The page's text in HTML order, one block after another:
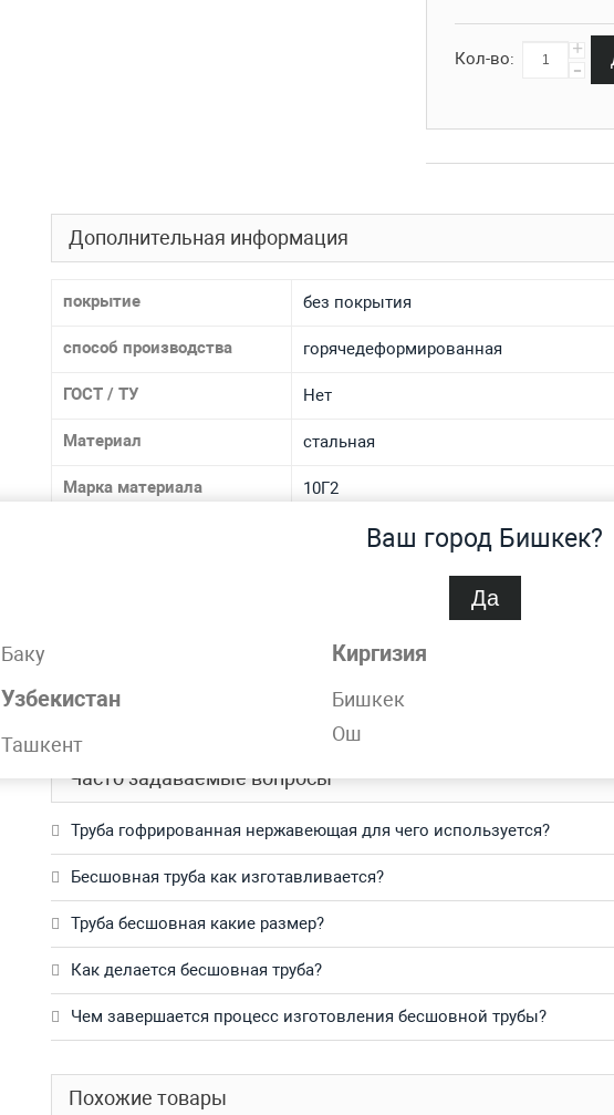
Ваш город Бишкек?
Да
Баку
Узбекистан
Ташкент
Киргизия
Бишкек
Ош
Кол-во: +
-
Дополнительная информация
покрытие без покрытия
способ производства горячедеформированная
ГОСТ / ТУ Нет
Материал стальная
Марка материала 10Г2
Труба горячедеформированная 60х9 мм ГОСТ 8732-78 всегда в
Обращайтесь и получите выгодные цены за кг и самую быструю
Часто задаваемые вопросы
Труба гофрированная нержавеющая для чего используется?
Бесшовная труба как изготавливается?
Труба бесшовная какие размер?
Как делается бесшовная труба?
Чем завершается процесс изготовления бесшовной трубы?
Похожие товары